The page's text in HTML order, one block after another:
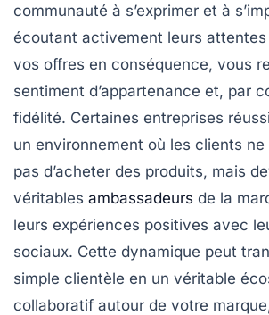
communauté à s’exprimer et à
écoutant activement leurs
vos offres en conséquence, vous
sentiment d’appartenance et, par
fidélité. Certaines entreprises
un environnement où les clients
pas d’acheter des produits, mais
véritables ambassadeurs de la
leurs expériences positives avec
sociaux. Cette dynamique peut
simple clientèle en un véritable
collaboratif autour de votre